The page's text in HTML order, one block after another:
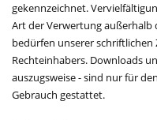
gekennzeichnet.
Art der Verwertung außerhalb
bedürfen unserer schriftlichen
Rechteinhabers. Downloads
auszugsweise - sind nur für
Gebrauch gestattet.